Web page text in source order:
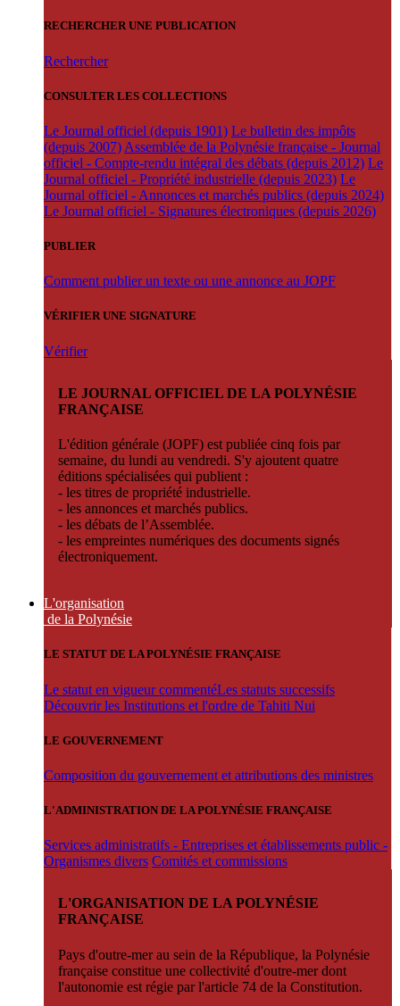
RECHERCHER UNE PUBLICATION
Rechercher
CONSULTER LES COLLECTIONS
Le Journal officiel (depuis 1901) Le bulletin des impôts
(depuis 2007) Assemblée de la Polynésie française - Journal
officiel - Compte-rendu intégral des débats (depuis 2012) Le
Journal officiel - Propriété industrielle (depuis 2023) Le
Journal officiel - Annonces et marchés publics (depuis 2024)
Le Journal officiel - Signatures électroniques (depuis 2026)
PUBLIER
Comment publier un texte ou une annonce au JOPF
VÉRIFIER UNE SIGNATURE
Vérifier
LE JOURNAL OFFICIEL DE LA POLYNÉSIE
FRANÇAISE
L'édition générale (JOPF) est publiée cinq fois par
semaine, du lundi au vendredi. S'y ajoutent quatre
éditions spécialisées qui publient :
- les titres de propriété industrielle.
- les annonces et marchés publics.
- les débats de l’Assemblée.
- les empreintes numériques des documents signés
électroniquement.
L'organisation
de la Polynésie
LE STATUT DE LA POLYNÉSIE FRANÇAISE
Le statut en vigueur commentéLes statuts successifs
Découvrir les Institutions et l'ordre de Tahiti Nui
LE GOUVERNEMENT
Composition du gouvernement et attributions des ministres
L'ADMINISTRATION DE LA POLYNÉSIE FRANÇAISE
Services administratifs - Entreprises et établissements public -
Organismes divers Comités et commissions
L'ORGANISATION DE LA POLYNÉSIE
FRANÇAISE
Pays d'outre-mer au sein de la République, la Polynésie
française constitue une collectivité d'outre-mer dont
l'autonomie est régie par l'article 74 de la Constitution.